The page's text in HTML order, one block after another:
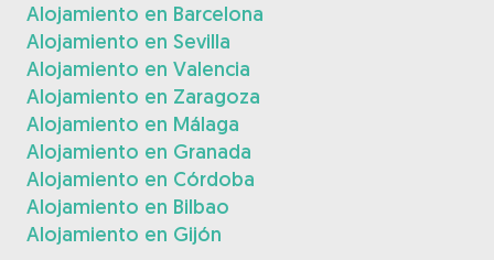
Alojamiento en Barcelona
Alojamiento en Sevilla
Alojamiento en Valencia
Alojamiento en Zaragoza
Alojamiento en Málaga
Alojamiento en Granada
Alojamiento en Córdoba
Alojamiento en Bilbao
Alojamiento en Gijón